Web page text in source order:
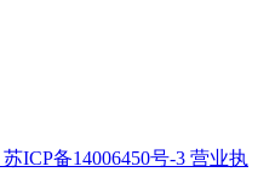
苏ICP备14006450号-3 营业执